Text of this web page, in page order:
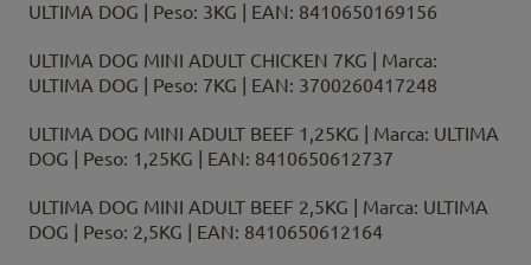
ULTIMA DOG | Peso: 3KG | EAN: 8410650169156
ULTIMA DOG MINI ADULT CHICKEN 7KG | Marca:
ULTIMA DOG | Peso: 7KG | EAN: 3700260417248
ULTIMA DOG MINI ADULT BEEF 1,25KG | Marca: ULTIMA
DOG | Peso: 1,25KG | EAN: 8410650612737
ULTIMA DOG MINI ADULT BEEF 2,5KG | Marca: ULTIMA
DOG | Peso: 2,5KG | EAN: 8410650612164